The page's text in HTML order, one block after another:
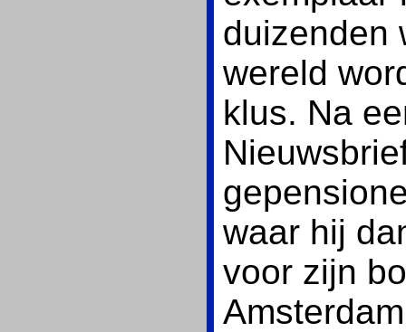
duizenden
wereld
klus. Na
waar hij
voor zijn